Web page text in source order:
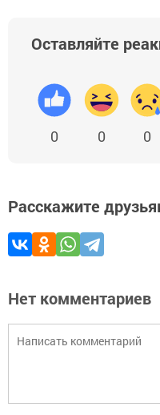
Оставляйте
0 0 0
Расскажите
Нет комментариев